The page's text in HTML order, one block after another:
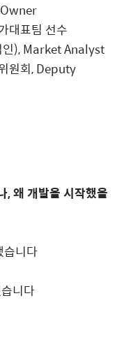
대표팀 선수
), Market Analyst
원회, Deputy
,왜 개발을 시작했을
습니다
니다